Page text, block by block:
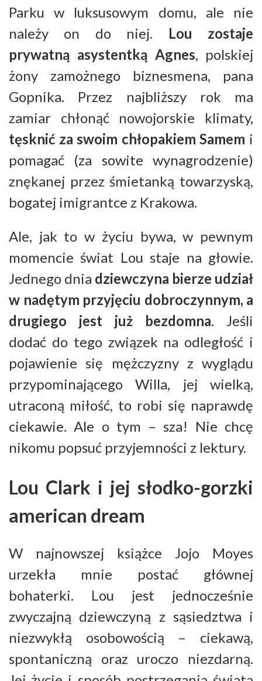
Parku w luksusowym domu, ale nie
należy on do niej. Lou zostaje
prywatną asystentką Agnes, polskiej
żony zamożnego biznesmena, pana
Gopnika. Przez najbliższy rok ma
zamiar chłonąć nowojorskie klimaty,
tęsknić za swoim chłopakiem Samem i
pomagać (za sowite wynagrodzenie)
znękanej przez śmietanką towarzyską,
bogatej imigrantce z Krakowa.
Ale, jak to w życiu bywa, w pewnym
momencie świat Lou staje na głowie.
Jednego dnia dziewczyna bierze udział
w nadętym przyjęciu dobroczynnym, a
drugiego jest już bezdomna. Jeśli
dodać do tego związek na odległość i
pojawienie się mężczyzny z wyglądu
przypominającego Willa, jej wielką,
utraconą miłość, to robi się naprawdę
ciekawie. Ale o tym – sza! Nie chcę
nikomu popsuć przyjemności z lektury.
Lou Clark i jej słodko-gorzki
american dream
W najnowszej książce Jojo Moyes
urzekła mnie postać głównej
bohaterki. Lou jest jednocześnie
zwyczajną dziewczyną z sąsiedztwa i
niezwykłą osobowością – ciekawą,
spontaniczną oraz uroczo niezdarną.